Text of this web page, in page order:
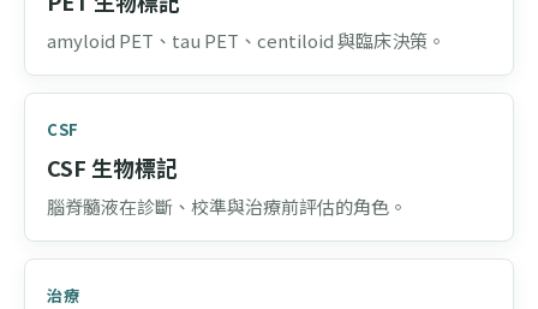
amyloid PET、tau PET、centiloid 與臨床決策。
CSF
CSF 生物標記
腦脊髓液在診斷、校準與治療前評估的角色。
治療